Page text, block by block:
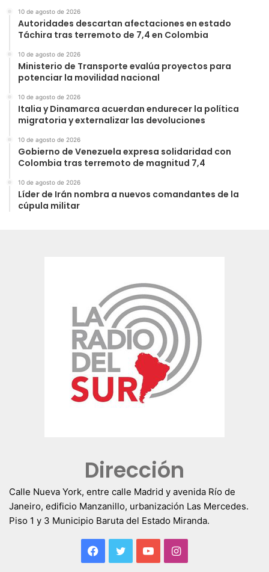
10 de agosto de 2026
Autoridades descartan afectaciones en estado
Táchira tras terremoto de 7,4 en Colombia
10 de agosto de 2026
Ministerio de Transporte evalúa proyectos para
potenciar la movilidad nacional
10 de agosto de 2026
Italia y Dinamarca acuerdan endurecer la política
migratoria y externalizar las devoluciones
10 de agosto de 2026
Gobierno de Venezuela expresa solidaridad con
Colombia tras terremoto de magnitud 7,4
10 de agosto de 2026
Líder de Irán nombra a nuevos comandantes de la
cúpula militar
Dirección
Calle Nueva York, entre calle Madrid y avenida Río de
Janeiro, edificio Manzanillo, urbanización Las Mercedes.
Piso 1 y 3 Municipio Baruta del Estado Miranda.
Facebook
TwitterYouTubeInstagram